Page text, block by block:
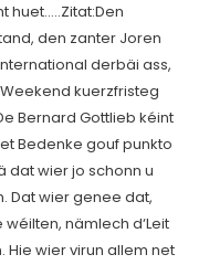
huet…..Zitat:Den
den zanter Joren
derbäi ass,
kuerzfristeg
Bernard Gottlieb kéint
Bedenke gouf punkto
dat wier jo schonn u
Dat wier genee dat,
wéilten, nämlech d‘Leit
Hie wier virun allem net